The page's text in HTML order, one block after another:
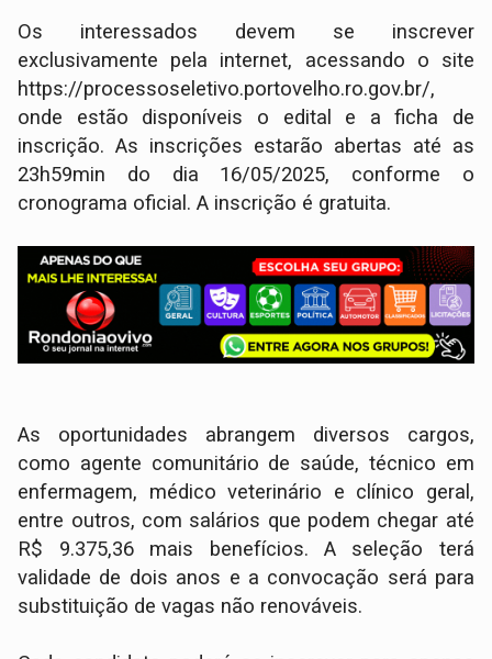
Os interessados devem se inscrever
exclusivamente pela internet, acessando o site
https://processoseletivo.portovelho.ro.gov.br/,
onde estão disponíveis o edital e a ficha de
inscrição. As inscrições estarão abertas até as
23h59min do dia 16/05/2025, conforme o
cronograma oficial. A inscrição é gratuita.
As oportunidades abrangem diversos cargos,
como agente comunitário de saúde, técnico em
enfermagem, médico veterinário e clínico geral,
entre outros, com salários que podem chegar até
R$ 9.375,36 mais benefícios. A seleção terá
validade de dois anos e a convocação será para
substituição de vagas não renováveis.